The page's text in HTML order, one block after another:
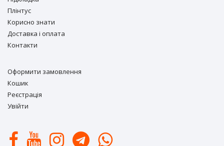
Плінтус
Корисно знати
Доставка і оплата
Контакти
Оформити замовлення
Кошик
Реєстрація
Увійти